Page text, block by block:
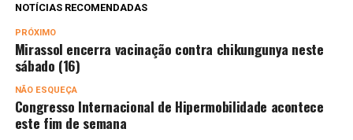
NOTÍCIAS RECOMENDADAS
PRÓXIMO
Mirassol encerra vacinação contra chikungunya neste
sábado (16)
NÃO ESQUEÇA
Congresso Internacional de Hipermobilidade acontece
este fim de semana